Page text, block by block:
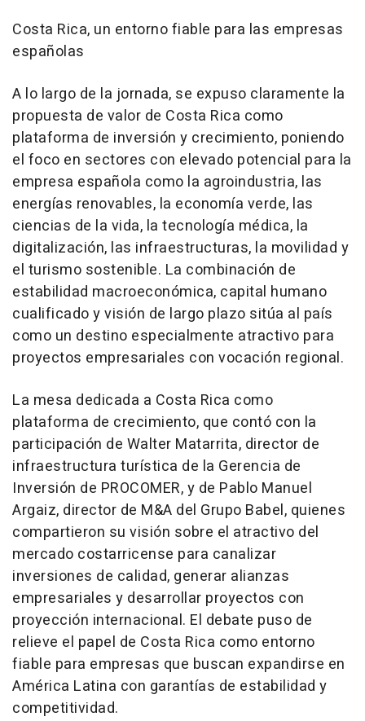
Costa Rica, un entorno fiable para las empresas
españolas
A lo largo de la jornada, se expuso claramente la
propuesta de valor de Costa Rica como
plataforma de inversión y crecimiento, poniendo
el foco en sectores con elevado potencial para la
empresa española como la agroindustria, las
energías renovables, la economía verde, las
ciencias de la vida, la tecnología médica, la
digitalización, las infraestructuras, la movilidad y
el turismo sostenible. La combinación de
estabilidad macroeconómica, capital humano
cualificado y visión de largo plazo sitúa al país
como un destino especialmente atractivo para
proyectos empresariales con vocación regional.
La mesa dedicada a Costa Rica como
plataforma de crecimiento, que contó con la
participación de Walter Matarrita, director de
infraestructura turística de la Gerencia de
Inversión de PROCOMER, y de Pablo Manuel
Argaiz, director de M&A del Grupo Babel, quienes
compartieron su visión sobre el atractivo del
mercado costarricense para canalizar
inversiones de calidad, generar alianzas
empresariales y desarrollar proyectos con
proyección internacional. El debate puso de
relieve el papel de Costa Rica como entorno
fiable para empresas que buscan expandirse en
América Latina con garantías de estabilidad y
competitividad.